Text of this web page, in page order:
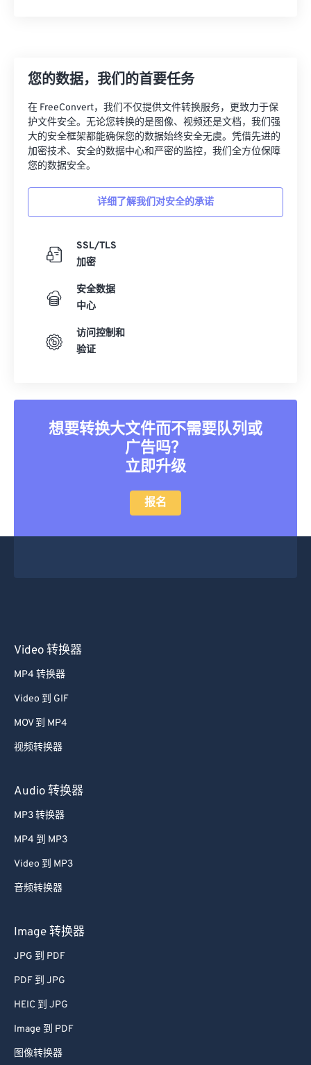
您的数据，我们的首要任务
在 FreeConvert，我们不仅提供文件转换服务，更致力于保
护文件安全。无论您转换的是图像、视频还是文档，我们强
大的安全框架都能确保您的数据始终安全无虞。凭借先进的
加密技术、安全的数据中心和严密的监控，我们全方位保障
您的数据安全。
详细了解我们对安全的承诺
SSL/TLS
加密
安全数据
中心
访问控制和
验证
想要转换大文件而不需要队列或
广告吗？
立即升级
报名
Video 转换器
MP4 转换器
Video 到 GIF
MOV 到 MP4
视频转换器
Audio 转换器
MP3 转换器
MP4 到 MP3
Video 到 MP3
音频转换器
Image 转换器
JPG 到 PDF
PDF 到 JPG
HEIC 到 JPG
Image 到 PDF
图像转换器